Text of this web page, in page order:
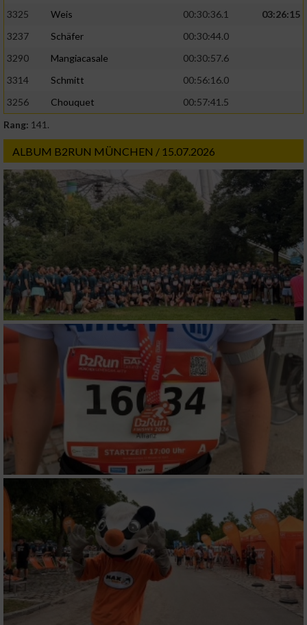
3325 Weis 00:30:36.1
03:26:15
3237
Schäfer
00:30:44.0
3290
Mangiacasale
00:30:57.6
3314
Schmitt
00:56:16.0
3256
Chouquet
00:57:41.5
Rang: 141.
ALBUM B2RUN MÜNCHEN / 15.07.2026